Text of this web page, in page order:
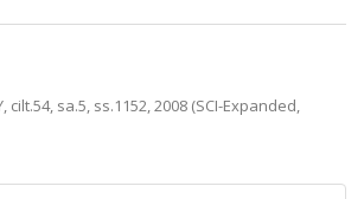
cilt.54, sa.5, ss.1152, 2008 (SCI-Expanded,